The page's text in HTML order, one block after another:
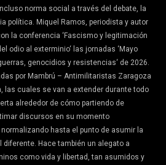
norma social a través del debate, la
política. Miquel Ramos, periodista y autor
la conferencia ‘Fascismo y legitimación
odio al exterminio‘ las jornadas ‘Mayo
genocidios y resistencias‘ de 2026.
por Mambrú – Antimilitaristas Zaragoza
las cuales se van a extender durante todo
alrededor de cómo partiendo de
discursos en su momento
hasta el punto de asumir la
Hace también un alegato a
como vida y libertad, tan asumidos y